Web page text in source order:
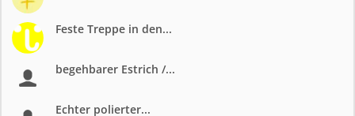
Feste Treppe in den...
begehbarer Estrich /...
Echter polierter...